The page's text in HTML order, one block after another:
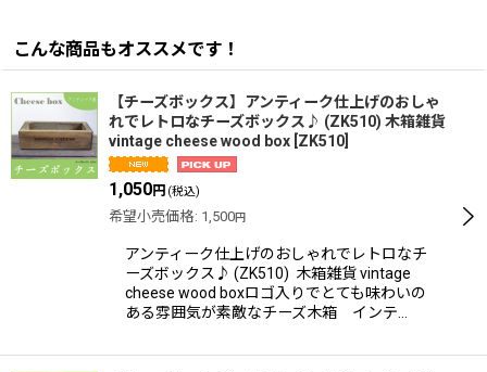
こんな商品もオススメです！
【チーズボックス】アンティーク仕上げのおしゃ
れでレトロなチーズボックス♪ (ZK510) 木箱雑貨
vintage cheese wood box ZK510
1,050円 (税込)
希望小売価格: 1,500円
アンティーク仕上げのおしゃれでレトロなチ
ーズボックス♪ (ZK510) 木箱雑貨 vintage
cheese wood boxロゴ入りでとても味わいの
ある雰囲気が素敵なチーズ木箱 インテ…